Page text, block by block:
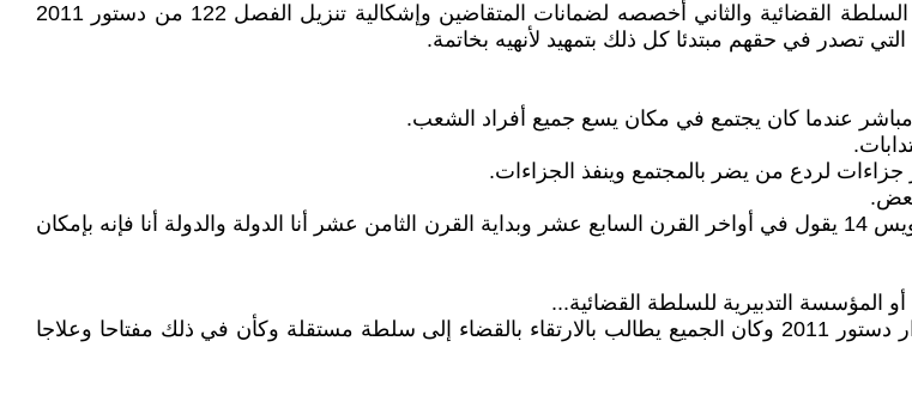
سأعالج هذا الموضوع في ثلاثة محاور الأول أستعرض فيه تصوري حول مفهوم السلطة القضائية والثاني أخصصه لضمانات المتقاضين وإشكالية تنزيل الفصل 122 من دستور 2011
تصدر في حقهم مبتدئا كل ذلك بتمهيد لأنهيه بخاتمة.
عندما كان يجتمع في مكان يسع جميع أفراد الشعب.
لردع من يضر بالمجتمع وينفذ الجزاءات.
لأن مفهوم الدولة لم يعد مجسدا في الحاكم أو في إرادته وإذا كان ملك فرنسا لويس 14 يقول في أواخر القرن السابع عشر وبداية القرن الثامن عشر أنا الدولة والدولة أنا فإنه بإمكان
المؤسسة التدبيرية للسلطة القضائية...
تستعمل كل هذه المسميات أو التسميات عند الحديث عن القضاء قبل وبعد إقرار دستور 2011 وكان الجميع يطالب بالارتقاء بالقضاء إلى سلطة مستقلة وكأن في ذلك مفتاحا وعلاجا